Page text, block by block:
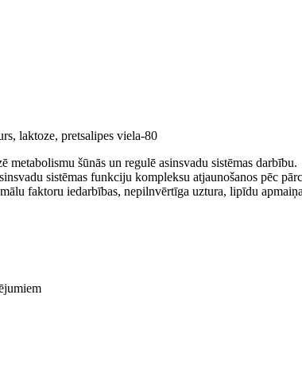
laktoze, pretsalipes viela-80
metabolismu šūnās un regulē asinsvadu sistēmas darbību.
sistēmas funkciju kompleksu atjaunošanos pēc
faktoru iedarbības, nepilnvērtīga uztura, lipīdu